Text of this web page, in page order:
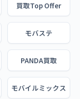
買取Top Offer
モバステ
PANDA買取
モバイルミックス